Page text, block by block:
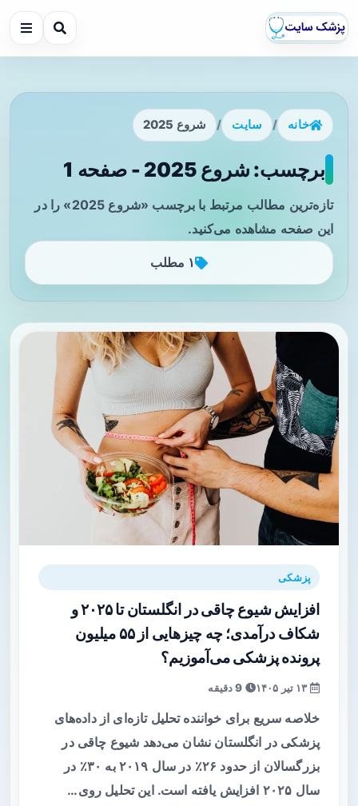
خانه / سایت / شروع 2025
برچسب: شروع 2025 - صفحه 1
تازه‌ترین مطالب مرتبط با برچسب «شروع 2025» را در
این صفحه مشاهده می‌کنید.
۱ مطلب
پزشکی
افزایش شیوع چاقی در انگلستان تا ۲۰۲۵ و
شکاف درآمدی؛ چه چیزهایی از ۵۵ میلیون
پرونده پزشکی می‌آموزیم؟
خلاصه سریع برای خواننده تحلیل تازه‌ای از داده‌های
پزشکی در انگلستان نشان می‌دهد شیوع چاقی در
بزرگسالان از حدود ۲۶٪ در سال ۲۰۱۹ به ۳۰٪ در
سال ۲۰۲۵ افزایش یافته است. این تحلیل روی…